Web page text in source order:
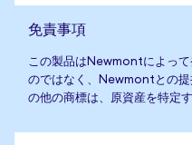
免責事項
この製品はNewmontによって
のではなく、Newmontとの提
の他の商標は、原資産を特定